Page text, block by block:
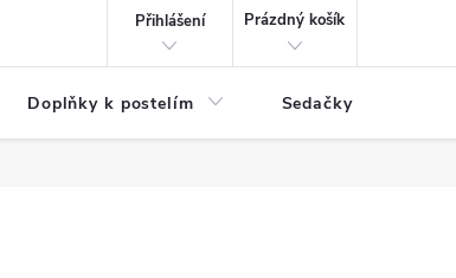
Přihlášení
Prázdný košík
Doplňky k postelím Sedačky